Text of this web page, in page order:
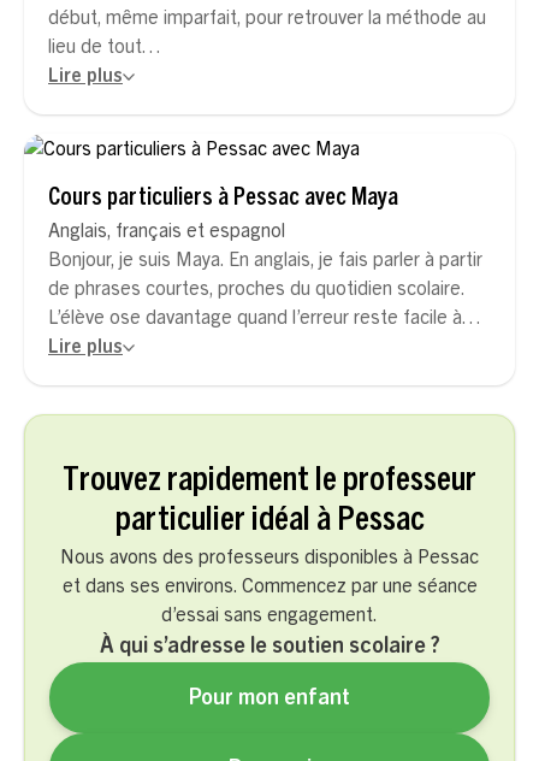
Trouvez rapidement le professeur
particulier idéal à Pessac
Nous avons des professeurs disponibles à Pessac
et dans ses environs. Commencez par une séance
d’essai sans engagement.
À qui s’adresse le soutien scolaire ?
Pour mon enfant
début, même imparfait, pour retrouver la méthode au
lieu de tout…
Lire plus
Cours particuliers à Pessac avec Maya
Anglais, français et espagnol
Bonjour, je suis Maya. En anglais, je fais parler à partir
de phrases courtes, proches du quotidien scolaire.
L’élève ose davantage quand l’erreur reste facile à…
Lire plus